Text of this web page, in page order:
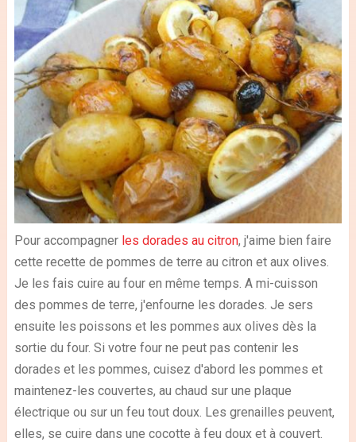
Pour accompagner les dorades au citron, j'aime bien faire
cette recette de pommes de terre au citron et aux olives.
Je les fais cuire au four en même temps. A mi-cuisson
des pommes de terre, j'enfourne les dorades. Je sers
ensuite les poissons et les pommes aux olives dès la
sortie du four. Si votre four ne peut pas contenir les
dorades et les pommes, cuisez d'abord les pommes et
maintenez-les couvertes, au chaud sur une plaque
électrique ou sur un feu tout doux. Les grenailles peuvent,
elles, se cuire dans une cocotte à feu doux et à couvert.